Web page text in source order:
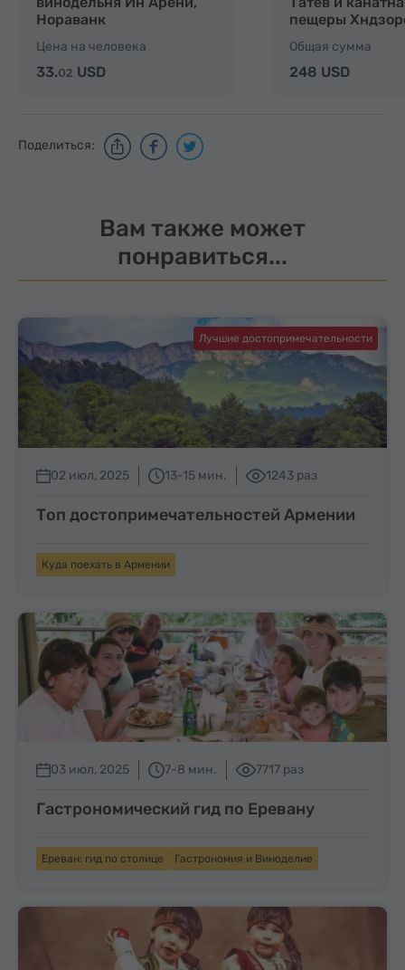
Нораванк
Цена на человека
33.02 USD
пещеры
Общая сумма
248 USD
Поделиться:
Вам также может
понравиться...
Лучшие достопримечательности
02 июл, 2025 13-15 мин. 1243 раз
Топ достопримечательностей Армении
Куда поехать в Армении
03 июл, 2025 7-8 мин. 7717 раз
Гастрономический гид по Еревану
Ереван: гид по столице Гастрономия и Виноделие